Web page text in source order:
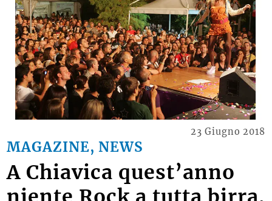
MAGAZINE, NEWS
23 Giugno 2018
A Chiavica quest’anno